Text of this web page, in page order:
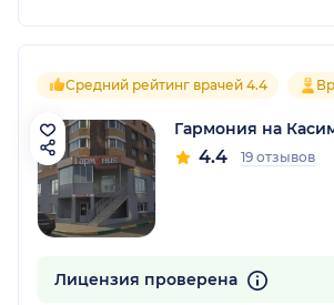
Средний рейтинг врачей 4.4
Гармония на
4.4 19 отзывов
Лицензия проверена